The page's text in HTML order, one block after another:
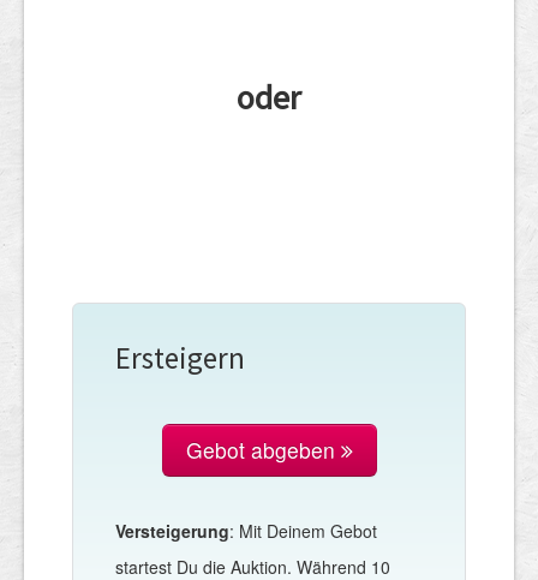
oder
Ersteigern
Gebot abgeben
Versteigerung: Mit Deinem Gebot
startest Du die Auktion. Während 10